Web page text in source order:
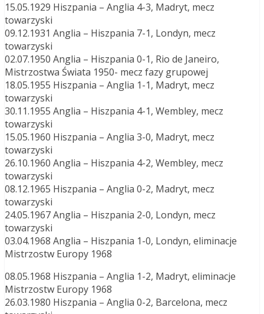
15.05.1929 Hiszpania – Anglia 4-3, Madryt, mecz
towarzyski
09.12.1931 Anglia – Hiszpania 7-1, Londyn, mecz
towarzyski
02.07.1950 Anglia – Hiszpania 0-1, Rio de Janeiro,
Mistrzostwa Świata 1950- mecz fazy grupowej
18.05.1955 Hiszpania – Anglia 1-1, Madryt, mecz
towarzyski
30.11.1955 Anglia – Hiszpania 4-1, Wembley, mecz
towarzyski
15.05.1960 Hiszpania – Anglia 3-0, Madryt, mecz
towarzyski
26.10.1960 Anglia – Hiszpania 4-2, Wembley, mecz
towarzyski
08.12.1965 Hiszpania – Anglia 0-2, Madryt, mecz
towarzyski
24.05.1967 Anglia – Hiszpania 2-0, Londyn, mecz
towarzyski
03.04.1968 Anglia – Hiszpania 1-0, Londyn, eliminacje
Mistrzostw Europy 1968
08.05.1968 Hiszpania – Anglia 1-2, Madryt, eliminacje
Mistrzostw Europy 1968
26.03.1980 Hiszpania – Anglia 0-2, Barcelona, mecz